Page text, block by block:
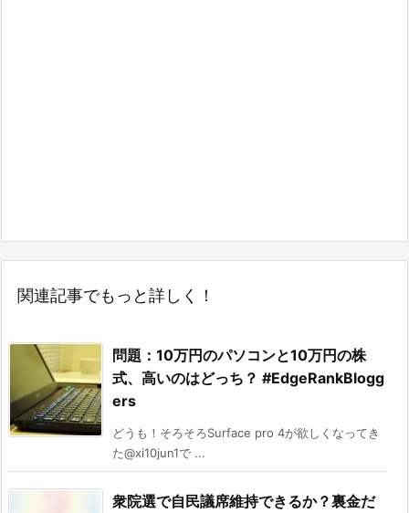
関連記事でもっと詳しく！
問題：10万円のパソコンと10万円の株
式、高いのはどっち？ #EdgeRankBlogg
ers
どうも！そろそろSurface pro 4が欲しくなってき
た@xi10jun1で ...
衆院選で自民議席維持できるか？裏金だ